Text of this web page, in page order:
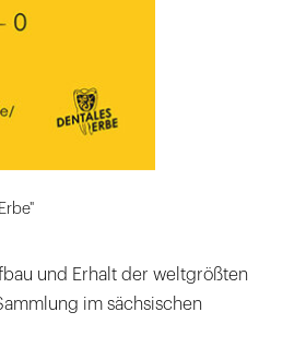
und Erhalt der weltgrößten
im sächsischen